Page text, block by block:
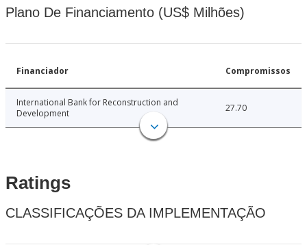
Plano De Financiamento (US$ Milhões)
Financiador Compromissos
International Bank for Reconstruction and
Development
27.70
Ratings
CLASSIFICAÇÕES DA IMPLEMENTAÇÃO